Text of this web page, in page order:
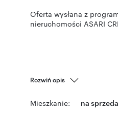
Oferta wysłana z
nieruchomości ASARI
Rozwiń opis
Mieszkanie: na